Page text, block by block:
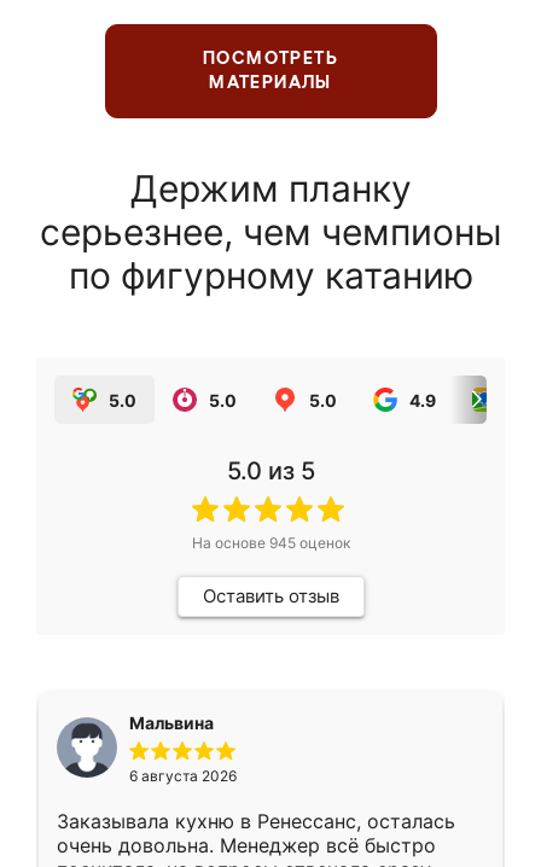
ПОСМОТРЕТЬ
МАТЕРИАЛЫ
Держим планку
серьезнее, чем чемпионы
по фигурному катанию
5.0 5.0 5.0 4.9
5.0 из 5
На основе 945оценок
Оставить отзыв
Мальвина
6 августа 2026
Заказывала кухню в Ренессанс, осталась
очень довольна. Менеджер всё быстро